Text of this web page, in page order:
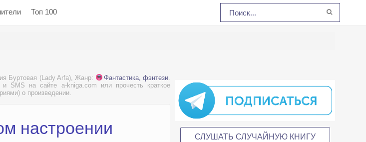
Топ 100
Буртовая (Lady Arfa), Жанр: Фантастика, фэнтези.
SMS на сайте a-kniga.com или прочесть краткое
о произведении.
настроении СЛУШАТЬ СЛУЧАЙНУЮ КНИГУ